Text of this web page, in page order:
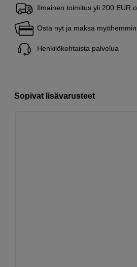
Ilmainen toimitus yli 200 EUR
Osta nyt ja maksa myöhemmin
Henkilökohtaista palvelua
Sopivat lisävarusteet